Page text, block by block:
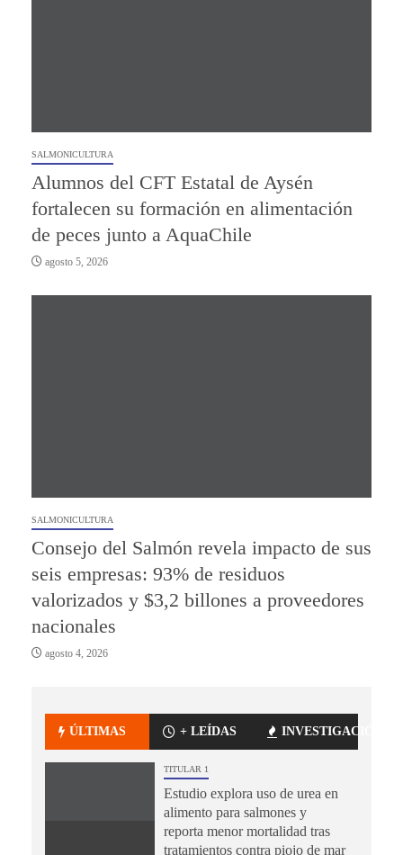
SALMONICULTURA
Alumnos del CFT Estatal de Aysén
fortalecen su formación en alimentación
de peces junto a AquaChile
agosto 5, 2026
SALMONICULTURA
Consejo del Salmón revela impacto de sus
seis empresas: 93% de residuos
valorizados y $3,2 billones a proveedores
nacionales
agosto 4, 2026
ÚLTIMAS + LEÍDAS INVESTIGACIÓN
TITULAR 1
Estudio explora uso de urea en
alimento para salmones y
reporta menor mortalidad tras
tratamientos contra piojo de mar